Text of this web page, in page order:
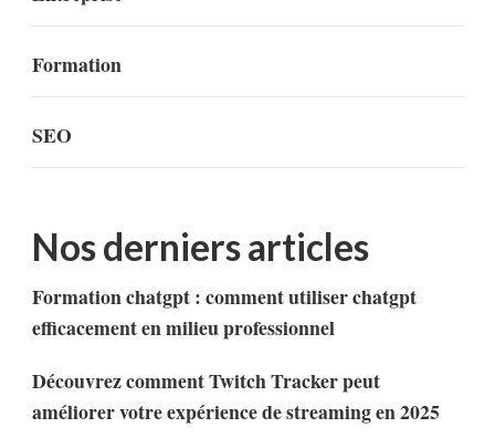
Formation
SEO
Nos derniers articles
Formation chatgpt : comment utiliser chatgpt
efficacement en milieu professionnel
Découvrez comment Twitch Tracker peut
améliorer votre expérience de streaming en 2025